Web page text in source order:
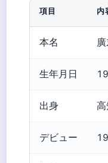
項目 内
本名
生年月日
出身
デビュー